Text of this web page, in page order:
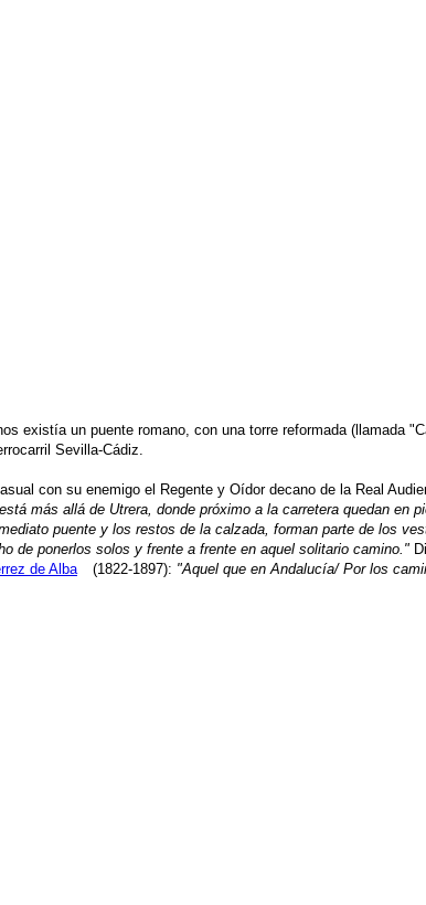
existía un puente romano, con una torre reformada (llamada
Sevilla-Cádiz.
con su enemigo el Regente y Oídor decano de la Real
más allá de Utrera, donde próximo a la carretera quedan en
puente y los restos de la calzada, forman parte de los
de ponerlos solos y frente a frente en aquel solitario camino."
de Alba (1822-1897): "Aquel que en Andalucía/ Por los